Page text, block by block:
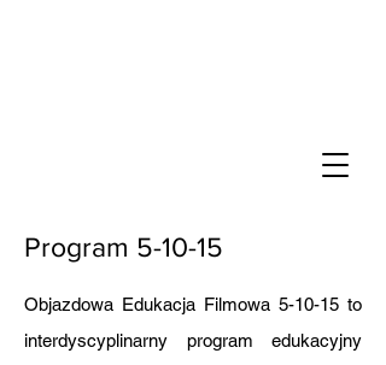
Program 5-10-15
Objazdowa Edukacja Filmowa 5-10-15 to
interdyscyplinarny program edukacyjny